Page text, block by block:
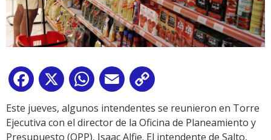
Facebook
X WhatsApp
Email
Link
Este jueves, algunos intendentes se reunieron en Torre
Ejecutiva con el director de la Oficina de Planeamiento y
Presupuesto (OPP), Isaac Alfie. El intendente de Salto,